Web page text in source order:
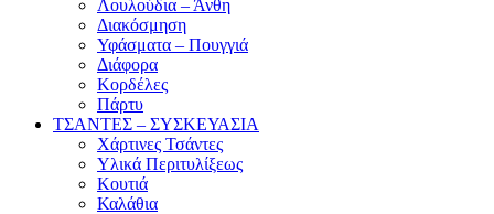
Λουλούδια – Άνθη
Διακόσμηση
Υφάσματα – Πουγγιά
Διάφορα
Κορδέλες
Πάρτυ
ΤΣΑΝΤΕΣ – ΣΥΣΚΕΥΑΣΙΑ
Χάρτινες Τσάντες
Υλικά Περιτυλίξεως
Κουτιά
Καλάθια